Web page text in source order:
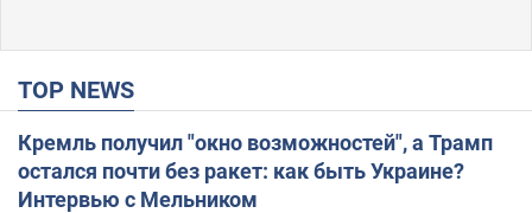
TOP NEWS
Кремль получил "окно возможностей", а Трамп
остался почти без ракет: как быть Украине?
Интервью с Мельником